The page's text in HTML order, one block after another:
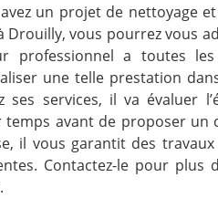
un projet de nettoyage
Drouilly, vous pourrez vous
professionnel a toutes les
une telle prestation
ses services, il va évaluer
temps avant de proposer un
il vous garantit des
Contactez-le pour plus